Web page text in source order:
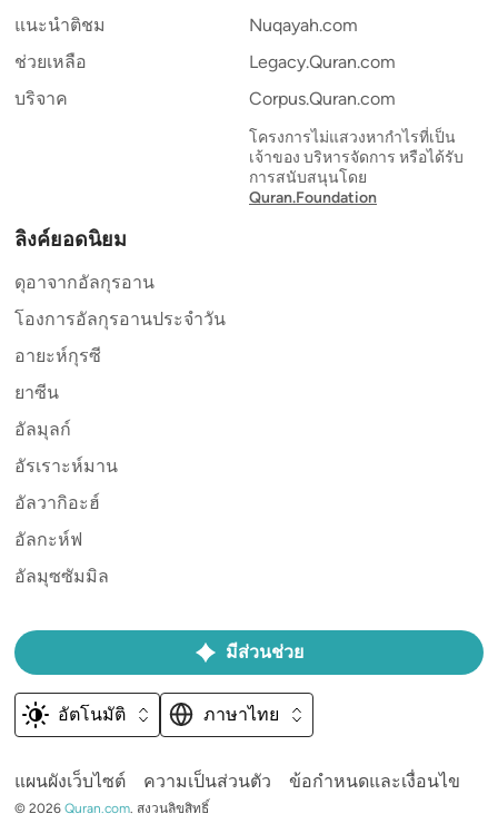
แนะนำติชม
ช่วยเหลือ
บริจาค
Nuqayah.com
Legacy.Quran.com
Corpus.Quran.com
โครงการไม่แสวงหากำไรที่เป็น
เจ้าของ บริหารจัดการ หรือได้รับ
การสนับสนุนโดย
Quran.Foundation
ลิงค์ยอดนิยม
ดุอาจากอัลกุรอาน
โองการอัลกุรอานประจำวัน
อายะห์กุรซี
ยาซีน
อัลมุลก์
อัรเราะห์มาน
อัลวากิอะฮ์
อัลกะห์ฟ
อัลมุซซัมมิล
แผนผังเว็บไซต์ ความเป็นส่วนตัว ข้อกำหนดและเงื่อนไข
© 2026 Quran.com สงวนลิขสิทธิ์
มีส่วนช่วย
อัตโนมัติ ภาษาไทย